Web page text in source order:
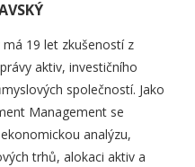
má 19 let zkušeností z
aktiv, investičního
společností. Jako
Management se
analýzu,
trhů, alokaci aktiv a